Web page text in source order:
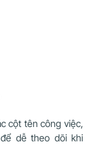
cột tên công việc,
dễ theo dõi khi